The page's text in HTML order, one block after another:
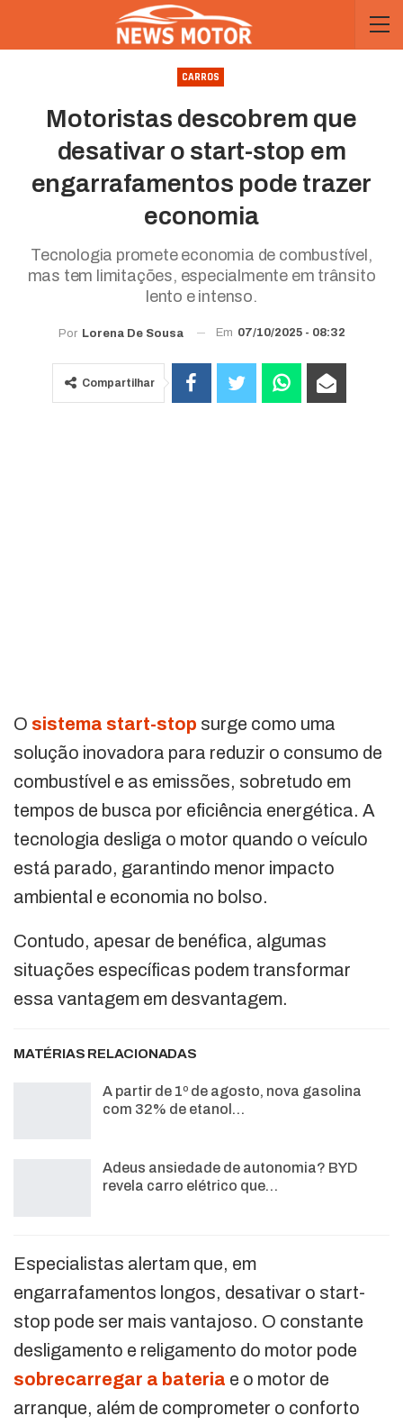
CARROS
Motoristas descobrem que
desativar o start-stop em
engarrafamentos pode trazer
economia
Tecnologia promete economia de combustível,
mas tem limitações, especialmente em trânsito
lento e intenso.
Por Lorena De Sousa Em 07/10/2025 - 08:32
Compartilhar
O sistema start-stop surge como uma
solução inovadora para reduzir o consumo de
combustível e as emissões, sobretudo em
tempos de busca por eficiência energética. A
tecnologia desliga o motor quando o veículo
está parado, garantindo menor impacto
ambiental e economia no bolso.
Contudo, apesar de benéfica, algumas
situações específicas podem transformar
essa vantagem em desvantagem.
MATÉRIAS RELACIONADAS
A partir de 1º de agosto, nova gasolina
com 32% de etanol…
Adeus ansiedade de autonomia? BYD
revela carro elétrico que…
Especialistas alertam que, em
engarrafamentos longos, desativar o start-
stop pode ser mais vantajoso. O constante
desligamento e religamento do motor pode
sobrecarregar a bateria e o motor de
arranque, além de comprometer o conforto